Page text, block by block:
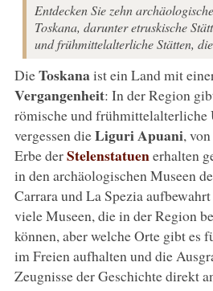
Entdecken Sie zehn
Toskana, darunter etruskische
und frühmittelalterliche Stätten,
DieToskanaist ein Land mit
Vergangenheit: In der Region
römische und frühmittelalterliche
vergessen dieLiguri Apuani,
Erbe derStelenstatuenerhalten
in den archäologischen Museen
Carrara und La Spezia
viele Museen, die in der Region
können, aber welche Orte gibt es
im Freien aufhalten und die
Zeugnisse der Geschichte direkt